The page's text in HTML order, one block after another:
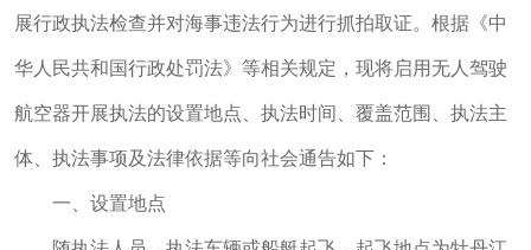
展行政执法检查并对海事违法行为进行抓拍取证。根据《中
华人民共和国行政处罚法》等相关规定，现将启用无人驾驶
航空器开展执法的设置地点、执法时间、覆盖范围、执法主
体、执法事项及法律依据等向社会通告如下：
一、设置地点